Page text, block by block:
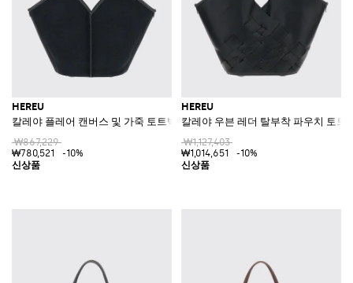
HEREU
칼레야 플레어 캔버스 및 가죽 토트백, 더블 핸들 및 파우치 포함
₩867,229
₩780,521
-10%
HEREU
칼레야 우븐 레더 탈부착 파우치 토트
₩1,127,403
₩1,014,651
-10%